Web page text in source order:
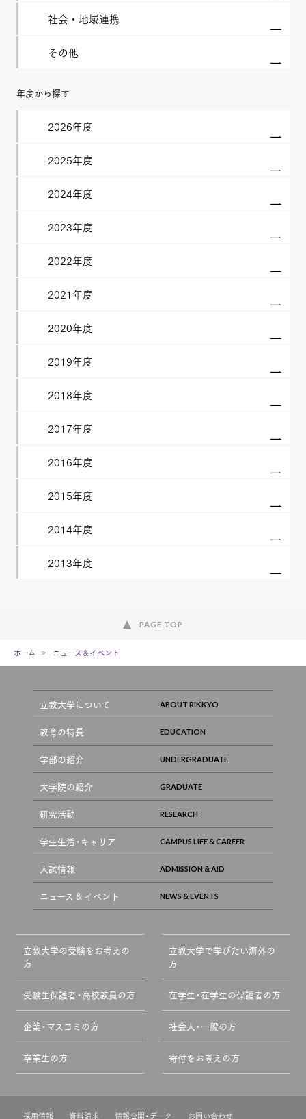
社会・地域連携
その他
年度から探す
2026年度
2025年度
2024年度
2023年度
2022年度
2021年度
2020年度
2019年度
2018年度
2017年度
2016年度
2015年度
2014年度
2013年度
PAGE TOP
ホーム ニュース＆イベント
立教大学について
教育の特長
学部の紹介
大学院の紹介
研究活動
学生生活・キャリア
入試情報
ニュース & イベント
立教大学の受験をお考えの
方
立教大学で学びたい海外の
方
受験生保護者・高校教員の方 在学生・在学生の保護者の方
企業・マスコミの方 社会人・一般の方
卒業生の方 寄付をお考えの方
採用情報 資料請求 情報公開・データ お問い合わせ